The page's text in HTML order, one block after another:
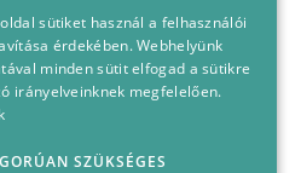
sütiket használ a felhasználói
érdekében. Webhelyünk
minden sütit elfogad a sütikre
irányelveinknek megfelelően.
SZÜKSÉGES